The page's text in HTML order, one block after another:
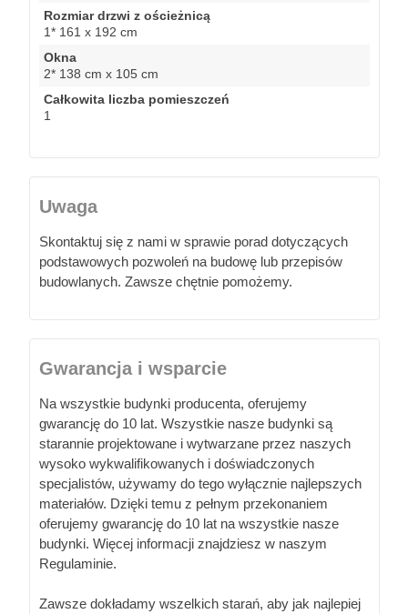
Rozmiar drzwi z ościeżnicą
1* 161 x 192 cm
Okna
2* 138 cm x 105 cm
Całkowita liczba pomieszczeń
1
Uwaga
Skontaktuj się z nami w sprawie porad dotyczących
podstawowych pozwoleń na budowę lub przepisów
budowlanych. Zawsze chętnie pomożemy.
Gwarancja i wsparcie
Na wszystkie budynki producenta, oferujemy
gwarancję do 10 lat. Wszystkie nasze budynki są
starannie projektowane i wytwarzane przez naszych
wysoko wykwalifikowanych i doświadczonych
specjalistów, używamy do tego wyłącznie najlepszych
materiałów. Dzięki temu z pełnym przekonaniem
oferujemy gwarancję do 10 lat na wszystkie nasze
budynki. Więcej informacji znajdziesz w naszym
Regulaminie.
Zawsze dokładamy wszelkich starań, aby jak najlepiej